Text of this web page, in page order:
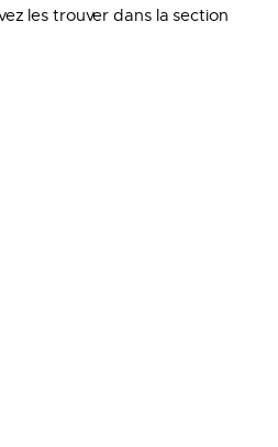
les trouver dans la section